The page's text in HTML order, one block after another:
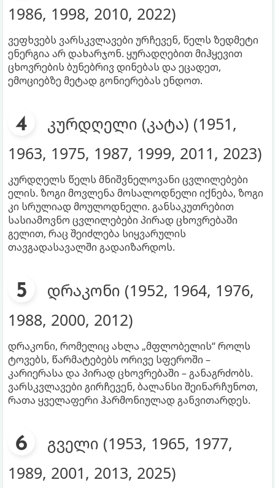
1986, 1998, 2010, 2022)
ვეფხვებს ვარსკვლავები ურჩევენ, წელს ზედმეტი
ენერგია არ დახარჯონ. ყურადღებით მიჰყევით
ცხოვრების ბუნებრივ დინებას და ეცადეთ,
ემოციებზე მეტად გონიერებას ენდოთ.
კურდღელი (კატა) (1951,
1963, 1975, 1987, 1999, 2011, 2023)
კურდღელს წელს მნიშვნელოვანი ცვლილებები
ელის. ზოგი მოვლენა მოსალოდნელი იქნება, ზოგი
კი სრულიად მოულოდნელი. განსაკუთრებით
სასიამოვნო ცვლილებები პირად ცხოვრებაში
გელით, რაც შეიძლება სიყვარულის
თავგადასავალში გადაიზარდოს.
დრაკონი (1952, 1964, 1976,
1988, 2000, 2012)
დრაკონი, რომელიც ახლა „მფლობელის“ როლს
ტოვებს, წარმატებებს ორივე სფეროში –
კარიერასა და პირად ცხოვრებაში – განაგრძობს.
ვარსკვლავები გირჩევენ, ბალანსი შეინარჩუნოთ,
რათა ყველაფერი ჰარმონიულად განვითარდეს.
გველი (1953, 1965, 1977,
1989, 2001, 2013, 2025)